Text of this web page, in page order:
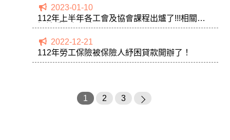
2023-01-10
112年上半年各工會及協會課程出爐了!!!相關資
訊請看課程招生
2022-12-21
112年勞工保險被保險人紓困貸款開辦了！
1 2 3